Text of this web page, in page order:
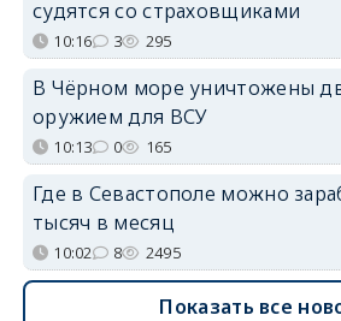
судятся со страховщиками
10:16 3 295
В Чёрном море уничтожены
оружием для ВСУ
10:13 0 165
Где в Севастополе можно
тысяч в месяц
10:02 8 2495
Показать все